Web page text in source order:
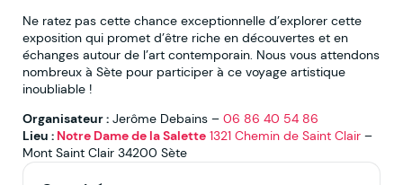
Ne ratez pas cette chance exceptionnelle d’explorer cette
exposition qui promet d’être riche en découvertes et en
échanges autour de l’art contemporain. Nous vous attendons
nombreux à Sète pour participer à ce voyage artistique
inoubliable !
Organisateur : Jerôme Debains – 06 86 40 54 86
Lieu : Notre Dame de la Salette 1321 Chemin de Saint Clair –
Mont Saint Clair 34200 Sète